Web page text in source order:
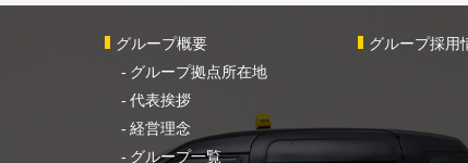
グループ概要
グループ拠点所在地
代表挨拶
経営理念
グループ一覧
グループ採用